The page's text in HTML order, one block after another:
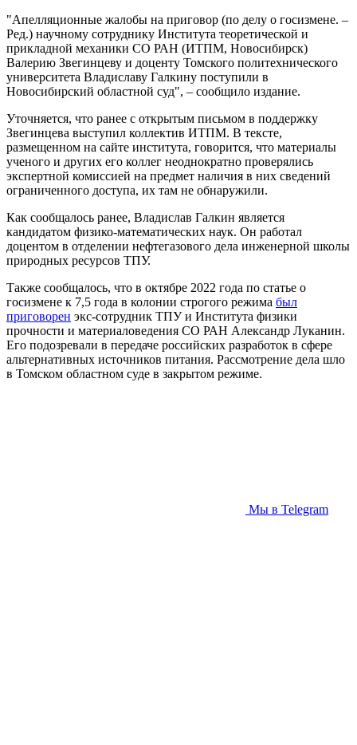
"Апелляционные жалобы на приговор (по делу о госизмене. –
Ред.) научному сотруднику Института теоретической и
прикладной механики СО РАН (ИТПМ, Новосибирск)
Валерию Звегинцеву и доценту Томского политехнического
университета Владиславу Галкину поступили в
Новосибирский областной суд", – сообщило издание.
Уточняется, что ранее с открытым письмом в поддержку
Звегинцева выступил коллектив ИТПМ. В тексте,
размещенном на сайте института, говорится, что материалы
ученого и других его коллег неоднократно проверялись
экспертной комиссией на предмет наличия в них сведений
ограниченного доступа, их там не обнаружили.
Как сообщалось ранее, Владислав Галкин является
кандидатом физико-математических наук. Он работал
доцентом в отделении нефтегазового дела инженерной школы
природных ресурсов ТПУ.
Также сообщалось, что в октябре 2022 года по статье о
госизмене к 7,5 года в колонии строгого режима был
приговорен экс-сотрудник ТПУ и Института физики
прочности и материаловедения СО РАН Александр Луканин.
Его подозревали в передаче российских разработок в сфере
альтернативных источников питания. Рассмотрение дела шло
в Томском областном суде в закрытом режиме.
Мы в Telegram